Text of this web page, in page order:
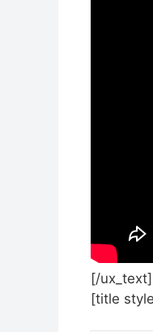
[/ux_text]
[title